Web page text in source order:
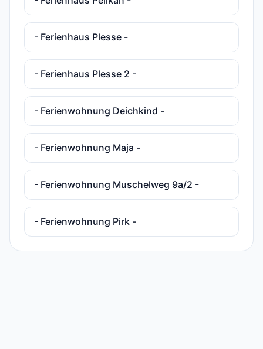
- Ferienhaus Plesse -
- Ferienhaus Plesse 2 -
- Ferienwohnung Deichkind -
- Ferienwohnung Maja -
- Ferienwohnung Muschelweg 9a/2 -
- Ferienwohnung Pirk -